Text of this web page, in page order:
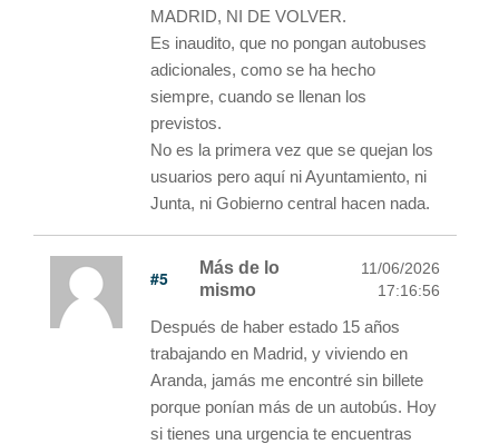
MADRID, NI DE VOLVER.
Es inaudito, que no pongan autobuses
adicionales, como se ha hecho
siempre, cuando se llenan los
previstos.
No es la primera vez que se quejan los
usuarios pero aquí ni Ayuntamiento, ni
Junta, ni Gobierno central hacen nada.
#5
Más de lo
mismo
11/06/2026
17:16:56
Después de haber estado 15 años
trabajando en Madrid, y viviendo en
Aranda, jamás me encontré sin billete
porque ponían más de un autobús. Hoy
si tienes una urgencia te encuentras